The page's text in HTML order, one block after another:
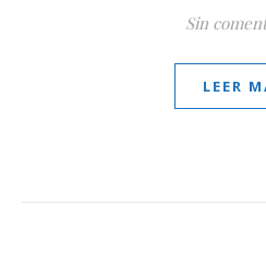
Sin
LEER